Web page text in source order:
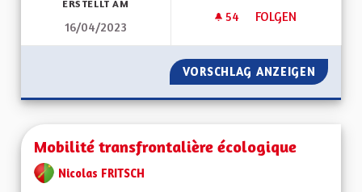
ERSTELLT AM
16/04/2023
54 54 FOLLOWER
FOLGEN
POUR UNE
VORSCHLAG ANZEIGEN POUR
Mobilité transfrontalière écologique
Nicolas FRITSCH